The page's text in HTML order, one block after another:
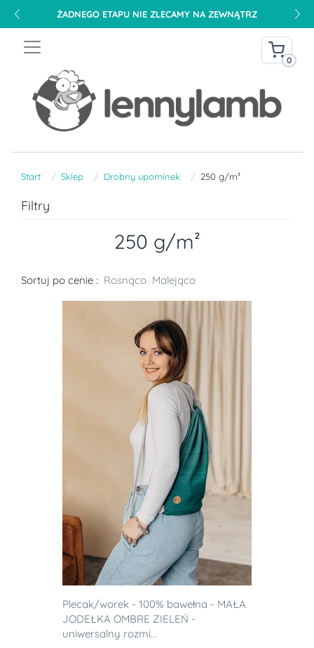
ŻADNEGO ETAPU NIE ZLECAMY NA ZEWNĄTRZ
0
Start Sklep Drobny upominek 250 g/m²
Filtry
250 g/m²
Sortuj po cenie : Rosnąco Malejąco
Plecak/worek - 100% bawełna - MAŁA
JODEŁKA OMBRE ZIELEŃ -
uniwersalny rozmi...